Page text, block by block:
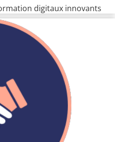
digitaux innovants